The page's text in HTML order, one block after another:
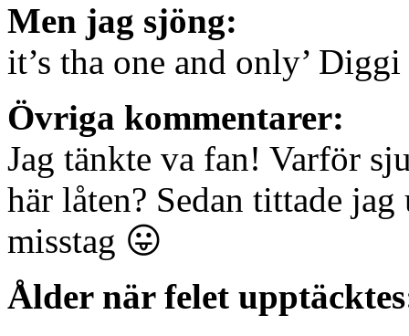
Men jag sjöng:
it’s tha one and only’
Övriga kommentarer:
Jag tänkte va fan! Varför
här låten? Sedan tittade
misstag 😛
Ålder när felet